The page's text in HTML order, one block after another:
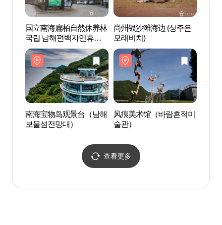
国立南海扁柏自然休养林
국립 남해편백자연휴양
림
尚州银沙滩海边 (상주은
모래비치)
南海宝物岛观景台（남해
보물섬전망대）
风痕美术馆（바람흔적미
술관）
查看更多